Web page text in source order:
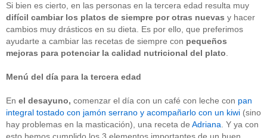
Si bien es cierto, en las personas en la tercera edad resulta muy
difícil cambiar los platos de siempre por otras nuevas y hacer
cambios muy drásticos en su dieta. Es por ello, que preferimos
ayudarte a cambiar las recetas de siempre con pequeños
mejoras para potenciar la calidad nutricional del plato
Menú del día para la tercera edad
En el desayuno, comenzar el día con un café con leche con pan
integral tostado con jamón serrano y acompañarlo con un kiwi (sino
hay problemas en la masticación), una receta de Adriana . Y ya con